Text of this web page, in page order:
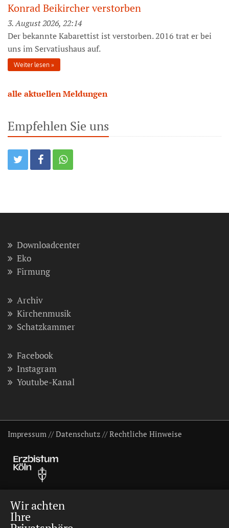
Konrad Beikircher verstorben
3. August 2026, 22:14
Der bekannte Kabarettist ist verstorben. 2016 trat er bei
uns im Servatiushaus auf.
Weiter lesen
alle aktuellen Meldungen
Empfehlen Sie uns
Downloadcenter
Eko
Firmung
Archiv
Kirchenmusik
Schatzkammer
Facebook
Instagram
Youtube-Kanal
Impressum //Datenschutz //Rechtliche Hinweise
Wir achten
Ihre